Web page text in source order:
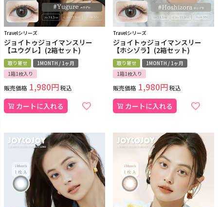
Travelシリーズ
ジョイトゥジョイマンスリー
【ユウグレ】(2箱セット)
取り寄せ
1MONTH / 1ヶ月
1箱1枚入り
販売価格 1,980 税込
カートに入れる
Travelシリーズ
ジョイトゥジョイマンスリー
【ホシゾラ】(2箱セット)
取り寄せ
1MONTH / 1ヶ月
1箱1枚入り
販売価格 1,980 税込
カートに入れる